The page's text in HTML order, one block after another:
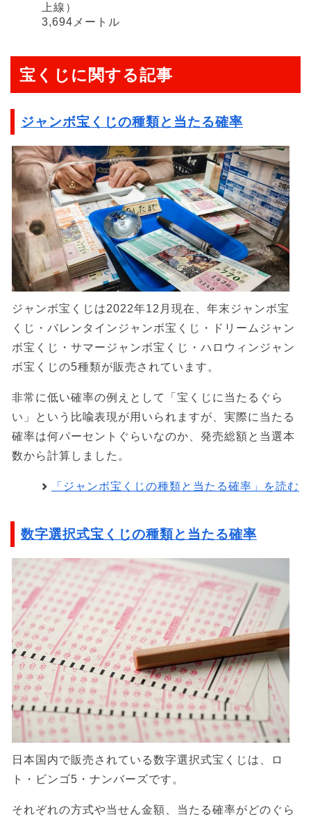
上線）
3,694メートル
宝くじに関する記事
ジャンボ宝くじの種類と当たる確率
ジャンボ宝くじは2022年12月現在、年末ジャンボ宝
くじ・バレンタインジャンボ宝くじ・ドリームジャン
ボ宝くじ・サマージャンボ宝くじ・ハロウィンジャン
ボ宝くじの5種類が販売されています。
非常に低い確率の例えとして「宝くじに当たるぐら
い」という比喩表現が用いられますが、実際に当たる
確率は何パーセントぐらいなのか、発売総額と当選本
数から計算しました。
「ジャンボ宝くじの種類と当たる確率」を読む
数字選択式宝くじの種類と当たる確率
日本国内で販売されている数字選択式宝くじは、ロ
ト・ビンゴ5・ナンバーズです。
それぞれの方式や当せん金額、当たる確率がどのぐら